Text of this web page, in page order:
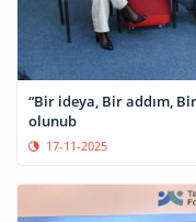
“Bir ideya, Bir addım,
olunub
17-11-2025